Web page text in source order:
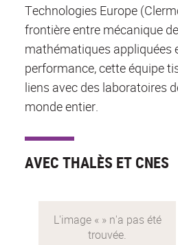
Technologies Europe
frontière entre mécanique
mathématiques appliquées
performance, cette équipe
liens avec des laboratoires
monde entier.
AVEC THALÈS ET CNES